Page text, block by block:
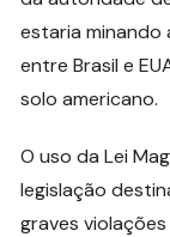
estaria minando
entre Brasil e
solo americano.
O uso da Lei
legislação
graves